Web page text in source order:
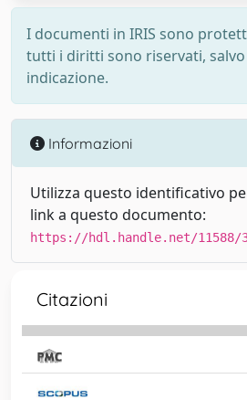
I documenti in IRIS sono
tutti i diritti sono riservati, salvo
indicazione.
Informazioni
Utilizza questo identificativo
link a questo documento:
https://hdl.handle.net/11588/
Citazioni